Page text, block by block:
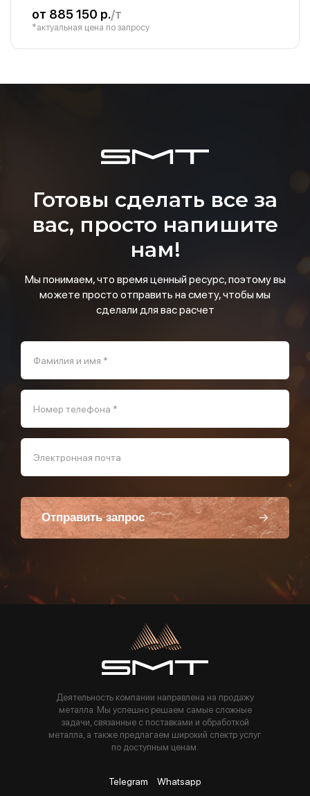
от 885 150 р./т
*актуальная цена по запросу
Готовы сделать все за
вас, просто напишите
нам!
Мы понимаем, что время ценный ресурс, поэтому вы
можете просто отправить на смету, чтобы мы
сделали для вас расчет
Фамилия и имя *
Номер телефона *
Электронная почта
Отправить запрос
Пользуясь данной формой вы соглашаетесь с политикой компании
Деятельность компании направлена на продажу
металла. Мы успешно решаем самые сложные
задачи, связанные с поставками и обработкой
металла, а также предлагаем широкий спектр услуг
по доступным ценам.
Telegram Whatsapp